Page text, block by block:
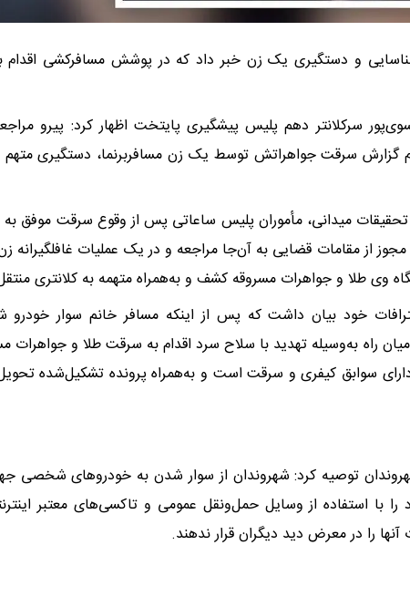
و دستگیری یک زن خبر داد که در پوشش مسافرکشی
سرکلانتر دهم پلیس پیشگیری پایتخت اظهار کرد: پیرو
گزارش سرقت جواهراتش توسط یک زن مسافربرنما، دستگیری متهم
تحقیقات میدانی، مأموران پلیس ساعاتی پس از وقوع سرقت موفق
از مقامات قضایی به آن‌جا مراجعه و در یک عملیات غافلگیرانه
وی طلا و جواهرات مسروقه کشف و به‌همراه متهمه به کلانتری
خود بیان داشت که پس از اینکه مسافر خانم سوار
راه به‌وسیله تهدید با سلاح سرد اقدام به سرقت طلا و جواهرات
سوابق کیفری و سرقت است و به‌همراه پرونده تشکیل‌شده
توصیه کرد: شهروندان از سوار شدن به خودرو‌های شخصی
با استفاده از وسایل حمل‌ونقل عمومی و تاکسی‌های معتبر
را در معرض دید دیگران قرار ندهند.